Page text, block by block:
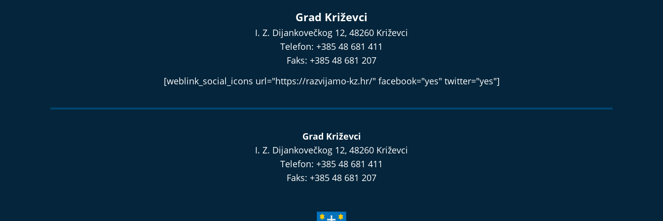
Grad Križevci
I. Z. Dijankovečkog 12, 48260 Križevci
Telefon: +385 48 681 411
Faks: +385 48 681 207
[weblink_social_icons url="https://razvijamo-kz.hr/" facebook="yes" twitter="yes"]
Grad Križevci
I. Z. Dijankovečkog 12, 48260 Križevci
Telefon: +385 48 681 411
Faks: +385 48 681 207